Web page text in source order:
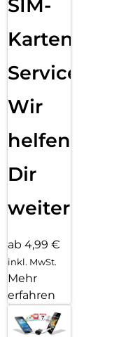
SIM-
Karten
Service:
Wir
helfen
Dir
weiter
ab 4,99 €
inkl. MwSt.
Mehr
erfahren